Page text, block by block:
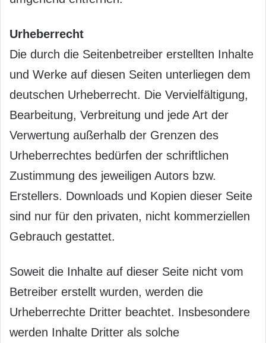
Urheberrecht
Die durch die Seitenbetreiber erstellten Inhalte
und Werke auf diesen Seiten unterliegen dem
deutschen Urheberrecht. Die Vervielfältigung,
Bearbeitung, Verbreitung und jede Art der
Verwertung außerhalb der Grenzen des
Urheberrechtes bedürfen der schriftlichen
Zustimmung des jeweiligen Autors bzw.
Erstellers. Downloads und Kopien dieser Seite
sind nur für den privaten, nicht kommerziellen
Gebrauch gestattet.
Soweit die Inhalte auf dieser Seite nicht vom
Betreiber erstellt wurden, werden die
Urheberrechte Dritter beachtet. Insbesondere
werden Inhalte Dritter als solche